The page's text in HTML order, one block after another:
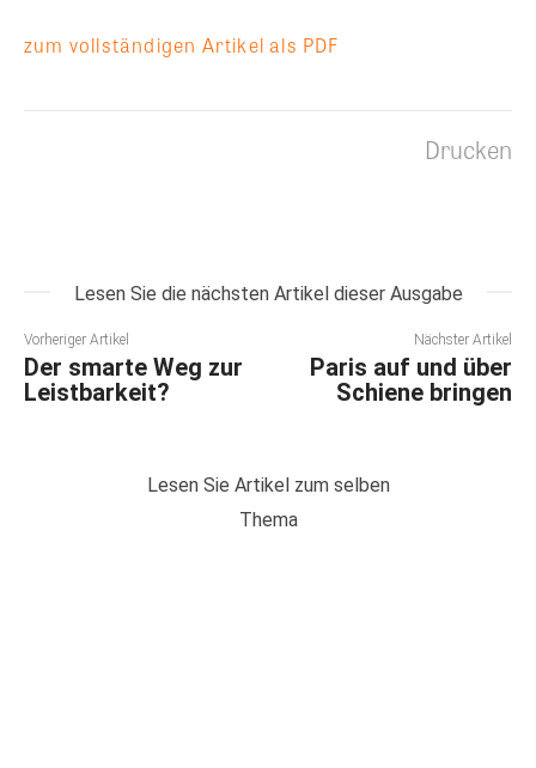
zum vollständigen Artikel als PDF
Drucken
Lesen Sie die nächsten Artikel dieser Ausgabe
Vorheriger Artikel
Der smarte Weg zur
Leistbarkeit?
Nächster Artikel
Paris auf und über
Schiene bringen
Lesen Sie Artikel zum selben
Thema